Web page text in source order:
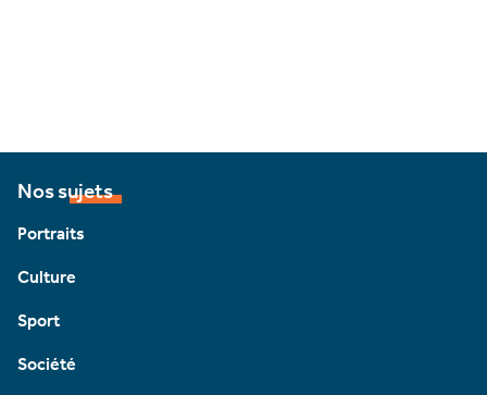
Nos sujets
Portraits
Culture
Sport
Société